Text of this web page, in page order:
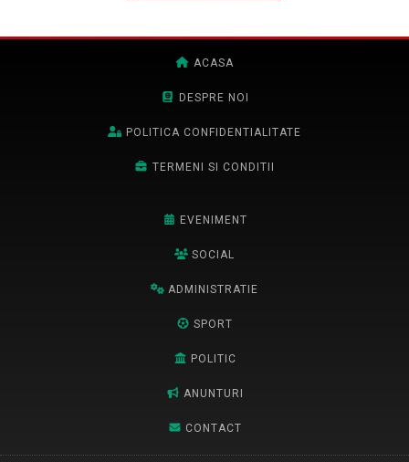
ACASA
DESPRE NOI
POLITICA CONFIDENTIALITATE
TERMENI SI CONDITII
EVENIMENT
SOCIAL
ADMINISTRATIE
SPORT
POLITIC
ANUNTURI
CONTACT